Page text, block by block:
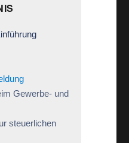
Gewerbe- und
steuerlichen